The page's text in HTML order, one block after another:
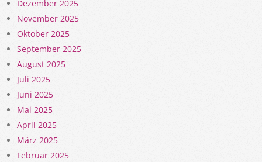
Dezember 2025
November 2025
Oktober 2025
September 2025
August 2025
Juli 2025
Juni 2025
Mai 2025
April 2025
März 2025
Februar 2025